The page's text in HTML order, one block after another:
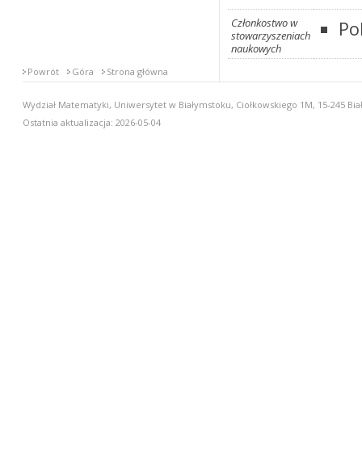
Członkostwo w
stowarzyszeniach
naukowych
Powrót Góra Strona główna
Wydział Matematyki, Uniwersytet w Białymstoku, Ciołkowskiego 1M, 15-245
Ostatnia aktualizacja: 2026-05-04